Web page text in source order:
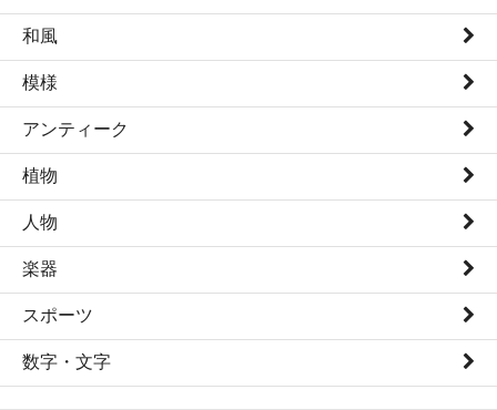
和風
模様
アンティーク
植物
人物
楽器
スポーツ
数字・文字